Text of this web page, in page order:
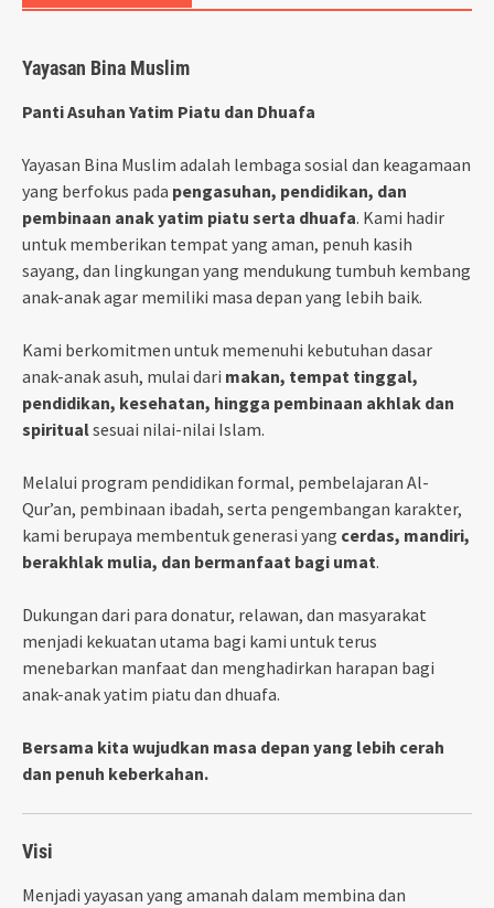
Yayasan Bina Muslim
Panti Asuhan Yatim Piatu dan Dhuafa
Yayasan Bina Muslim adalah lembaga sosial dan keagamaan
yang berfokus pada pengasuhan, pendidikan, dan
pembinaan anak yatim piatu serta dhuafa. Kami hadir
untuk memberikan tempat yang aman, penuh kasih
sayang, dan lingkungan yang mendukung tumbuh kembang
anak-anak agar memiliki masa depan yang lebih baik.
Kami berkomitmen untuk memenuhi kebutuhan dasar
anak-anak asuh, mulai dari makan, tempat tinggal,
pendidikan, kesehatan, hingga pembinaan akhlak dan
spiritualsesuai nilai-nilai Islam.
Melalui program pendidikan formal, pembelajaran Al-
Qur’an, pembinaan ibadah, serta pengembangan karakter,
kami berupaya membentuk generasi yang cerdas, mandiri,
berakhlak mulia, dan bermanfaat bagi umat.
Dukungan dari para donatur, relawan, dan masyarakat
menjadi kekuatan utama bagi kami untuk terus
menebarkan manfaat dan menghadirkan harapan bagi
anak-anak yatim piatu dan dhuafa.
Bersama kita wujudkan masa depan yang lebih cerah
dan penuh keberkahan.
Visi
Menjadi yayasan yang amanah dalam membina dan